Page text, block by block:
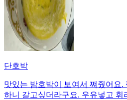
단호박
맛있는 밤호박이 보여서 쪄줬어요
하니 갈고싶더라구요. 우유넣고